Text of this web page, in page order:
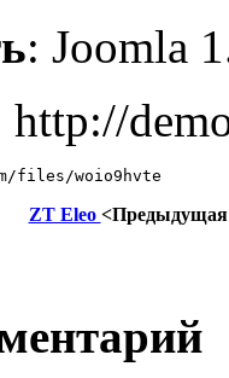
: Joomla
files/woio9hvte
ZT Eleo <Предыдущая